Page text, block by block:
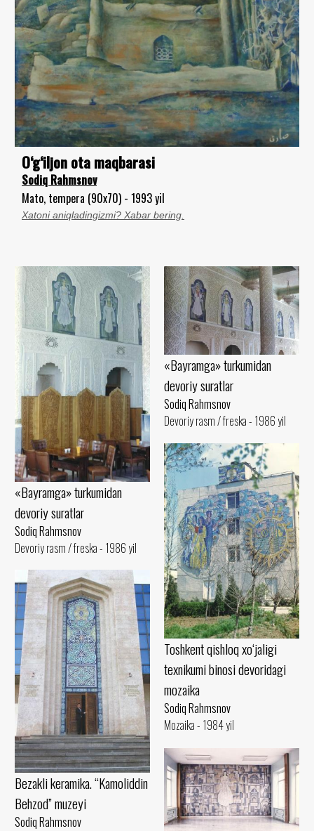
O‘g‘iljon ota maqbarasi
Sodiq Rahmsnov
Mato, tempera (90x70) - 1993 yil
Xatoni aniqladingizmi? Xabar bering.
«Bayramga» turkumidan
devoriy suratlar
Sodiq Rahmsnov
Devoriy rasm / freska - 1986 yil
«Bayramga» turkumidan
devoriy suratlar
Sodiq Rahmsnov
Devoriy rasm / freska - 1986 yil
Toshkent qishloq xo‘jaligi
texnikumi binosi devoridagi
mozaika
Sodiq Rahmsnov
Mozaika - 1984 yil
Bezakli keramika. “Kamoliddin
Behzod” muzeyi
Sodiq Rahmsnov